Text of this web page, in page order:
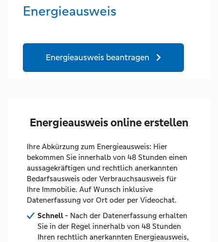
Energieausweis
Energieausweis beantragen
Energieausweis online erstellen
Ihre Abkürzung zum Energieausweis: Hier
bekommen Sie innerhalb von 48 Stunden einen
aussagekräftigen und rechtlich anerkannten
Bedarfsausweis oder Verbrauchsausweis für
Ihre Immobilie. Auf Wunsch inklusive
Datenerfassung vor Ort oder per Videochat.
Schnell- Nach der Datenerfassung erhalten
Sie in der Regel innerhalb von 48 Stunden
Ihren rechtlich anerkannten Energieausweis,